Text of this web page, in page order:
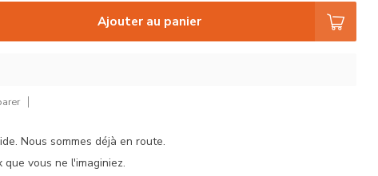
Ajouter au panier
Nous sommes déjà en route.
que vous ne l'imaginiez.